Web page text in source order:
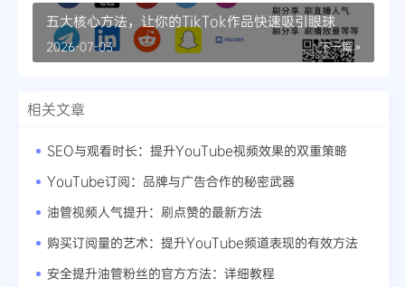
五大核心方法，让你的TikTok作品快速吸引眼球
下一篇 »
2026-07-03
相关文章
SEO与观看时长：提升YouTube视频效果的双重策略
YouTube订阅：品牌与广告合作的秘密武器
油管视频人气提升：刷点赞的最新方法
购买订阅量的艺术：提升YouTube频道表现的有效方法
安全提升油管粉丝的官方方法：详细教程